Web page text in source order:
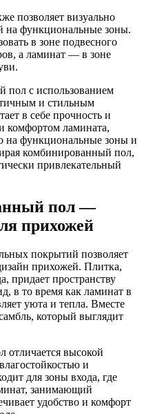
позволяет визуально
на функциональные зоны.
в зоне подвесного
а ламинат — в зоне
пол с использованием
и стильным
в себе прочность и
комфортом ламината,
на функциональные зоны и
комбинированный пол,
привлекательный
пол —
прихожей
покрытий позволяет
прихожей. Плитка,
придает пространству
в то время как ламинат в
уюта и тепла. Вместе
который выглядит
высокой
и
для зоны входа, где
занимающий
удобство и комфорт